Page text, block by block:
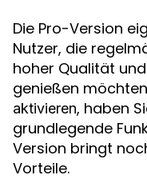
Die Pro-Version
Nutzer, die
hoher Qualität
genießen
aktivieren, haben
grundlegende
Version bringt
Vorteile.